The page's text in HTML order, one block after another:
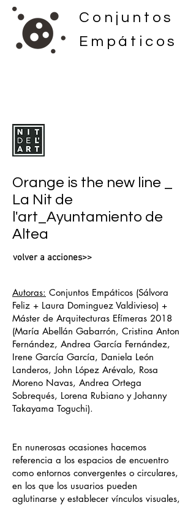
Conjuntos
Empáticos
Orange is the new line _
La Nit de
l'art_Ayuntamiento de
Altea
volver a acciones>>
Autoras: Conjuntos Empáticos (Sálvora
Feliz + Laura Dominguez Valdivieso) +
Máster de Arquitecturas Efímeras 2018
(María Abellán Gabarrón, Cristina Anton
Fernández, Andrea García Fernández,
Irene García García, Daniela León
Landeros, John López Arévalo, Rosa
Moreno Navas, Andrea Ortega
Sobrequés, Lorena Rubiano y Johanny
Takayama Toguchi).
En nunerosas ocasiones hacemos
referencia a los espacios de encuentro
como entornos convergentes o circulares,
en los que los usuarios pueden
aglutinarse y establecer vínculos visuales,